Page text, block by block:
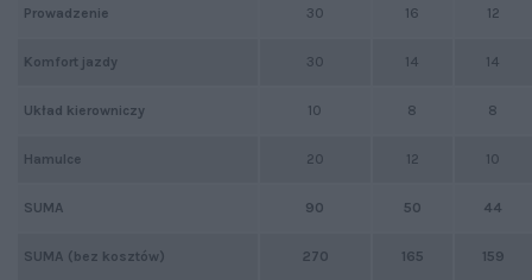
30 16 12
30 14 14
10 8 8
20 12 10
90 50 44
270 165 159
Prowadzenie
Komfort jazdy
Układ kierowniczy
Hamulce
SUMA
SUMA (bez kosztów)